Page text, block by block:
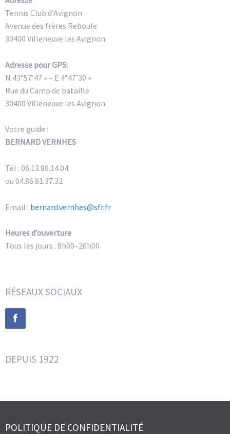
Tennis Club d’Avignon
Avenue des frères Reboule
30400 Villeneuve les Avignon
Adresse pour GPS:
N 43°57’47 » – E 4°47’30 »
Rue du Camp de bataille
30400 Villeneuve les Avignon
Votre guide :
BERNARD VERNHES
Tél : 06.13.80.14.04
ou 04.86.81.37.32
Email : bernard.vernhes@sfr.fr
Heures d’ouverture
Tous les jours : 8h00–20h00
RÉSEAUX SOCIAUX
DEPUIS 1922
POLITIQUE DE CONFIDENTIALITÉ